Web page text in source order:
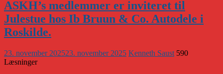
ASKH’s medlemmer er inviteret til
Julestue hos Ib Bruun & Co. Autodele i
Roskilde.
23. november 202523. november 2025 Kenneth Saust 590
Læsninger